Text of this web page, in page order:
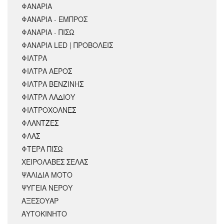
ΦΑΝΑΡΙΑ
ΦΑΝΑΡΙΑ - ΕΜΠΡΟΣ
ΦΑΝΑΡΙΑ - ΠΙΣΩ
ΦΑΝΑΡΙΑ LED | ΠΡΟΒΟΛΕΙΣ
ΦΙΛΤΡΑ
ΦΙΛΤΡΑ ΑΕΡΟΣ
ΦΙΛΤΡΑ ΒΕΝΖΙΝΗΣ
ΦΙΛΤΡΑ ΛΑΔΙΟΥ
ΦΙΛΤΡΟΧΟΑΝΕΣ
ΦΛΑΝΤΖΕΣ
ΦΛΑΣ
ΦΤΕΡΑ ΠΙΣΩ
ΧΕΙΡΟΛΑΒΕΣ ΣΕΛΑΣ
ΨΑΛΙΔΙΑ ΜΟΤΟ
ΨΥΓΕΙΑ ΝΕΡΟΥ
ΑΞΕΣΟΥΆΡ
ΑΥΤΟΚΙΝΗΤΟ